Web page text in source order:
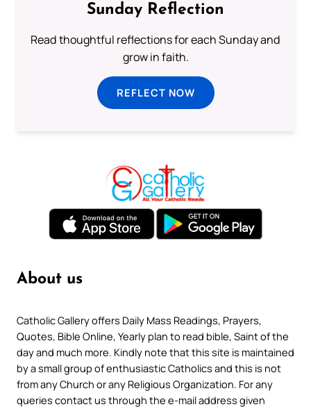
Sunday Reflection
Read thoughtful reflections for each Sunday and
grow in faith.
REFLECT NOW
About us
Catholic Gallery offers Daily Mass Readings, Prayers,
Quotes, Bible Online, Yearly plan to read bible, Saint of the
day and much more. Kindly note that this site is maintained
by a small group of enthusiastic Catholics and this is not
from any Church or any Religious Organization. For any
queries contact us through the e-mail address given